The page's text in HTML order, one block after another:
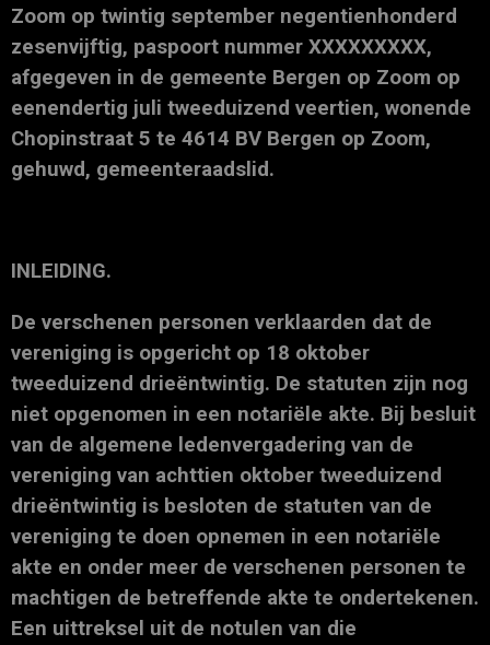
Zoom op twintig september negentienhonderd
zesenvijftig, paspoort nummer XXXXXXXXX,
afgegeven in de gemeente Bergen op Zoom op
eenendertig juli tweeduizend veertien, wonende
Chopinstraat 5 te 4614 BV Bergen op Zoom,
gehuwd, gemeenteraadslid.
INLEIDING.
De verschenen personen verklaarden dat de
vereniging is opgericht op 18 oktober
tweeduizend drieëntwintig. De statuten zijn nog
niet opgenomen in een notariële akte. Bij besluit
van de algemene ledenvergadering van de
vereniging van achttien oktober tweeduizend
drieëntwintig is besloten de statuten van de
vereniging te doen opnemen in een notariële
akte en onder meer de verschenen personen te
machtigen de betreffende akte te ondertekenen.
Een uittreksel uit de notulen van die